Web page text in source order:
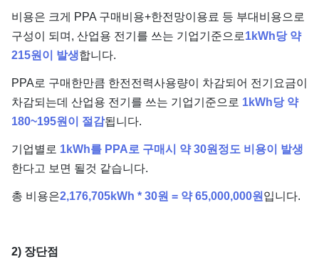
비용은 크게 PPA 구매비용+한전망이용료 등 부대비용으로
구성이 되며, 산업용 전기를 쓰는 기업기준으로1kWh당 약
215원이 발생합니다.
PPA로 구매한만큼 한전전력사용량이 차감되어 전기요금이
차감되는데 산업용 전기를 쓰는 기업기준으로 1kWh당 약
180~195원이 절감됩니다.
기업별로 1kWh를 PPA로 구매시 약 30원정도 비용이 발생
한다고 보면 될것 같습니다.
총 비용은2,176,705kWh * 30원 = 약 65,000,000원 입니다.
2) 장단점